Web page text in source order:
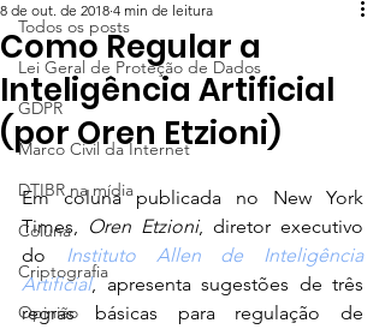
Todos os posts
Lei Geral de Proteção de Dados
GDPR
Marco Civil da Internet
DTIBR na mídia
Coluna
Criptografia
Opinião
Como Regular a
Inteligência Artificial
(por Oren Etzioni)
8 de out. de 2018 4 min de leitura
Em coluna publicada no New York
Times, Oren Etzioni, diretor executivo
do Instituto Allen de Inteligência
Artificial, apresenta sugestões de três
regras básicas para regulação de